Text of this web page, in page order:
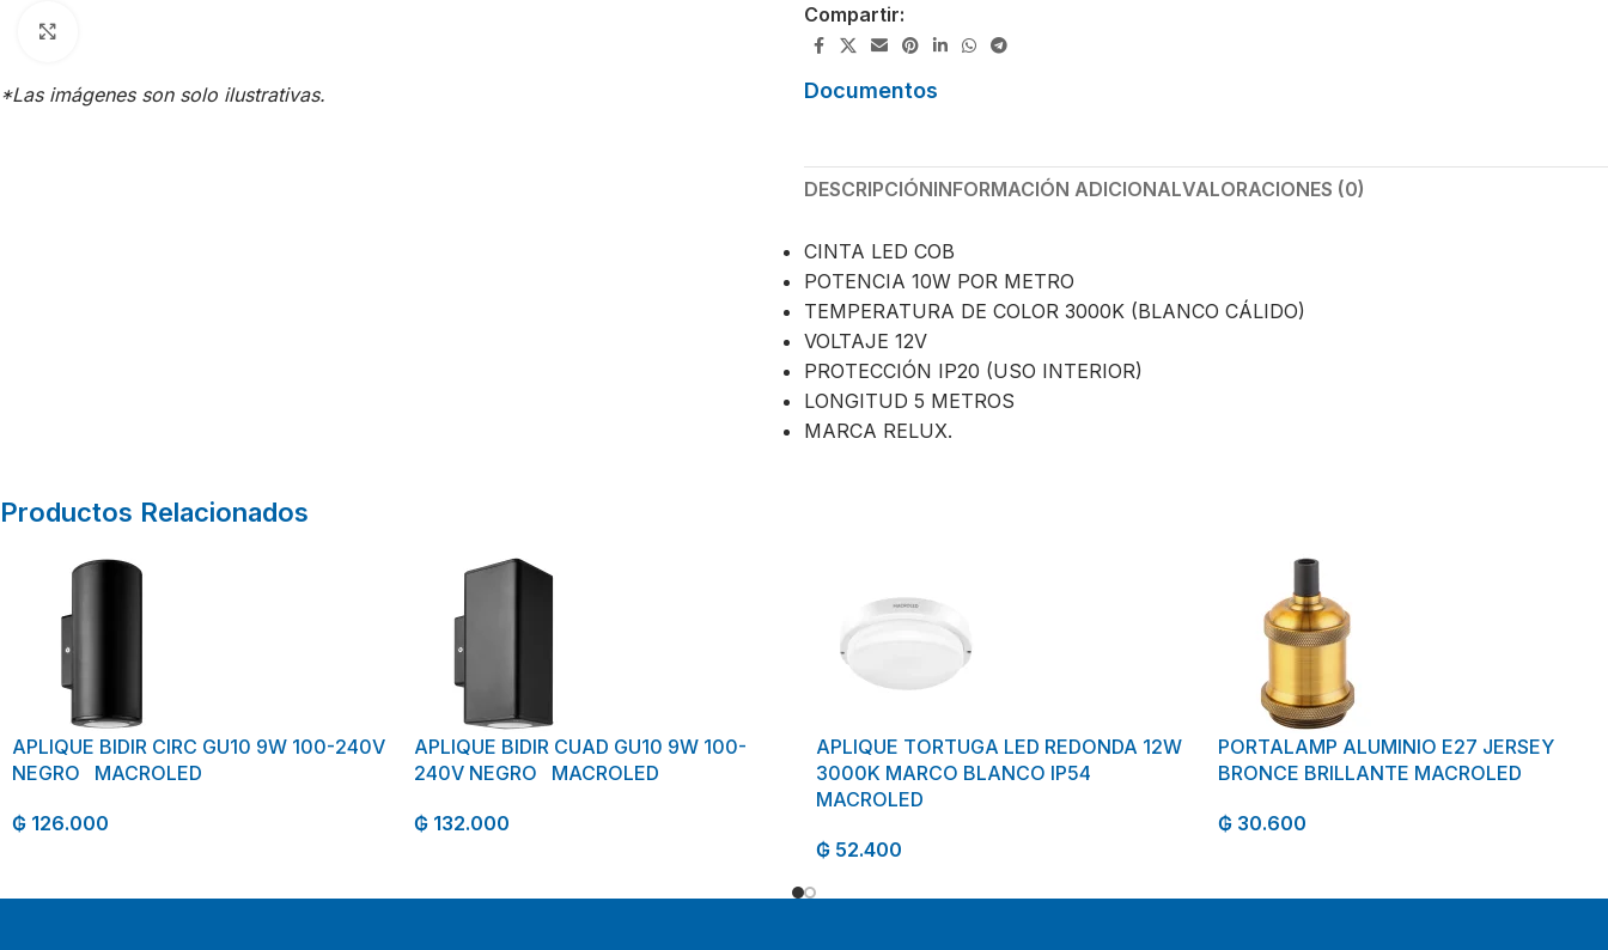
*Las imágenes son solo ilustrativas.
Compartir:
Documentos
DESCRIPCIÓNINFORMACIÓN ADICIONALVALORACIONES (0)
CINTA LED COB
POTENCIA 10W POR METRO
TEMPERATURA DE COLOR 3000K (BLANCO CÁLIDO)
VOLTAJE 12V
PROTECCIÓN IP20 (USO INTERIOR)
LONGITUD 5 METROS
MARCA RELUX.
Productos Relacionados
APLIQUE BIDIR CIRC GU10 9W 100-240V
NEGRO MACROLED
₲ 126.000
APLIQUE BIDIR CUAD GU10 9W 100-
240V NEGRO MACROLED
₲ 132.000
APLIQUE TORTUGA LED REDONDA 12W
3000K MARCO BLANCO IP54
MACROLED
₲ 52.400
PORTALAMP ALUMINIO E27 JERSEY
BRONCE BRILLANTE MACROLED
₲ 30.600